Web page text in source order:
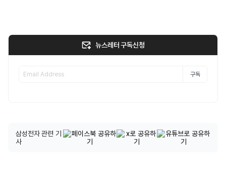
뉴스레터 구독신청
구독
삼성전자 관련 기
사